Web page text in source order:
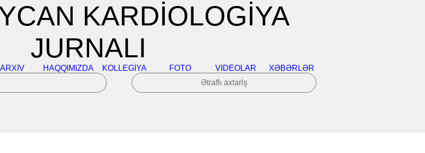
KARDİOLOGİYA
JURNALI
ARXIV HAQQIMIZDA KOLLEGIYA FOTO VIDEOLAR
XƏBƏRLƏR
Ətraflı axtarlş